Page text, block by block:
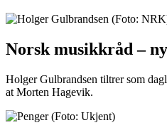
Norsk musikkråd –
Holger Gulbrandsen tiltrer som
at Morten Hagevik.